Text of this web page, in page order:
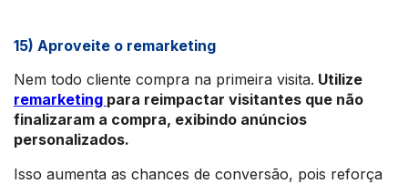
15) Aproveite o remarketing
Nem todo cliente compra na primeira visita. Utilize
remarketing para reimpactar visitantes que não
finalizaram a compra, exibindo anúncios
personalizados.
Isso aumenta as chances de conversão, pois reforça